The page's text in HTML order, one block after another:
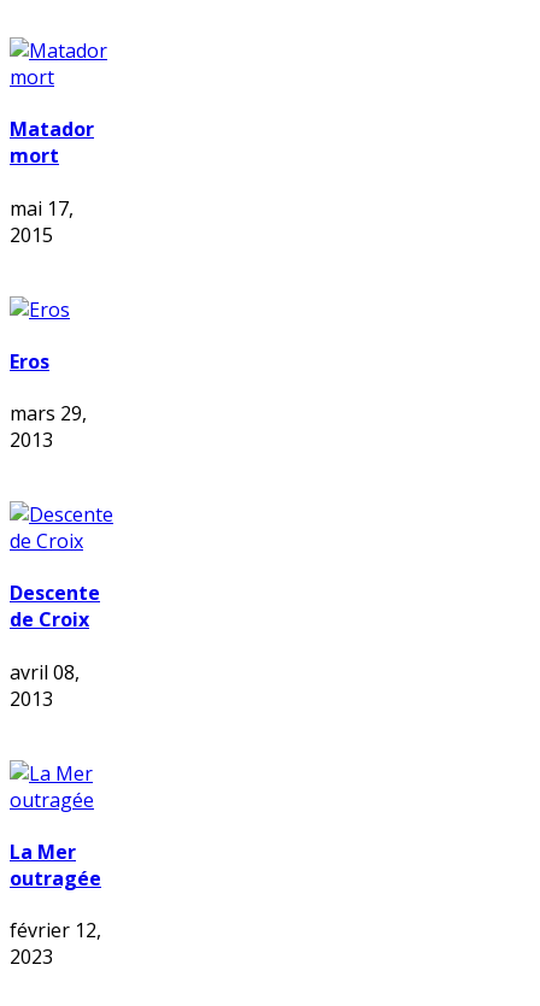
Matador
mort
mai 17,
2015
Eros
mars 29,
2013
Descente
de Croix
avril 08,
2013
La Mer
outragée
février 12,
2023